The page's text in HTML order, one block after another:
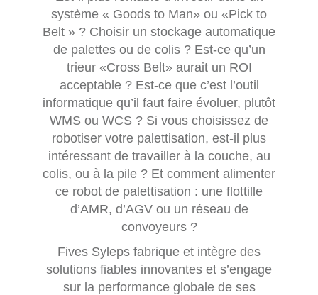
système « Goods to Man» ou «Pick to
Belt » ? Choisir un stockage automatique
de palettes ou de colis ? Est-ce qu’un
trieur «Cross Belt» aurait un ROI
acceptable ? Est-ce que c’est l’outil
informatique qu’il faut faire évoluer, plutôt
WMS ou WCS ? Si vous choisissez de
robotiser votre palettisation, est-il plus
intéressant de travailler à la couche, au
colis, ou à la pile ? Et comment alimenter
ce robot de palettisation : une flottille
d’AMR, d’AGV ou un réseau de
convoyeurs ?
Fives Syleps fabrique et intègre des
solutions fiables innovantes et s’engage
sur la performance globale de ses